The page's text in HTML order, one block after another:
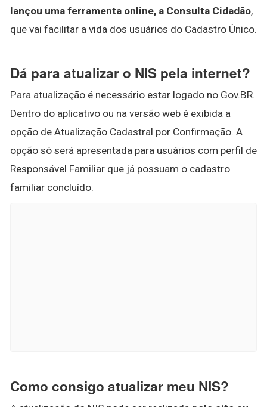
lançou uma ferramenta online, a Consulta Cidadão,
que vai facilitar a vida dos usuários do Cadastro Único.
Dá para atualizar o NIS pela internet?
Para atualização é necessário estar logado no Gov.BR.
Dentro do aplicativo ou na versão web é exibida a
opção de Atualização Cadastral por Confirmação. A
opção só será apresentada para usuários com perfil de
Responsável Familiar que já possuam o cadastro
familiar concluído.
Como consigo atualizar meu NIS?